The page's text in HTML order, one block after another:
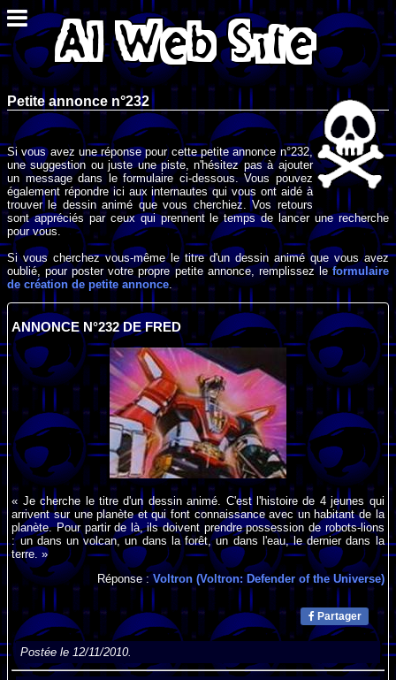
Petite annonce n°232
Si vous avez une réponse pour cette petite annonce n°232,
une suggestion ou juste une piste, n'hésitez pas à ajouter
un message dans le formulaire ci-dessous. Vous pouvez
également répondre ici aux internautes qui vous ont aidé à
trouver le dessin animé que vous cherchiez. Vos retours
sont appréciés par ceux qui prennent le temps de lancer une recherche
pour vous.
Si vous cherchez vous-même le titre d'un dessin animé que vous avez
oublié, pour poster votre propre petite annonce, remplissez leformulaire
de création de petite annonce .
ANNONCE N°232 DE FRED
« Je cherche le titre d'un dessin animé. C'est l'histoire de 4 jeunes qui
arrivent sur une planète et qui font connaissance avec un habitant de la
planète. Pour partir de là, ils doivent prendre possession de robots-lions
: un dans un volcan, un dans la forêt, un dans l'eau, le dernier dans la
terre. »
Réponse :Voltron (Voltron: Defender of the Universe)
Partager
Postée le 12/11/2010.